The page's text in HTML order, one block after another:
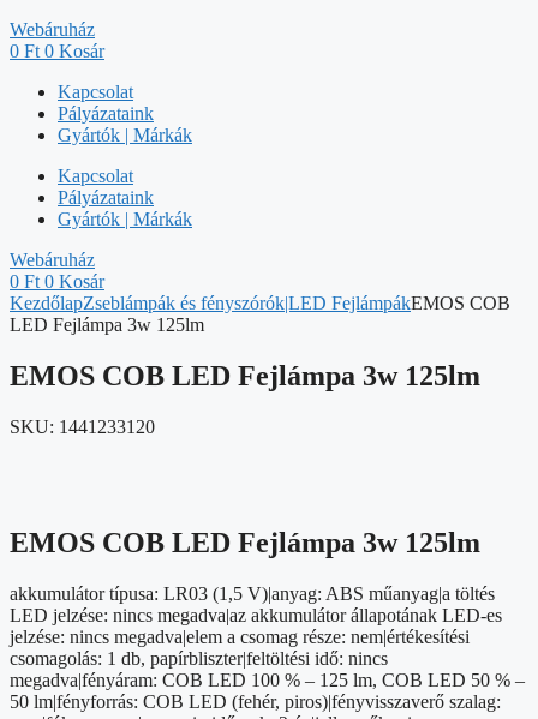
Webáruház
0 Ft 0 Kosár
Kapcsolat
Pályázataink
Gyártók | Márkák
Kapcsolat
Pályázataink
Gyártók | Márkák
Webáruház
0 Ft 0 Kosár
KezdőlapZseblámpák és fényszórók|LED FejlámpákEMOS COB
LED Fejlámpa 3w 125lm
EMOS COB LED Fejlámpa 3w 125lm
SKU: 1441233120
EMOS COB LED Fejlámpa 3w 125lm
akkumulátor típusa: LR03 (1,5 V)|anyag: ABS műanyag|a töltés
LED jelzése: nincs megadva|az akkumulátor állapotának LED-es
jelzése: nincs megadva|elem a csomag része: nem|értékesítési
csomagolás: 1 db, papírbliszter|feltöltési idő: nincs
megadva|fényáram: COB LED 100 % – 125 lm, COB LED 50 % –
50 lm|fényforrás: COB LED (fehér, piros)|fényvisszaverő szalag: